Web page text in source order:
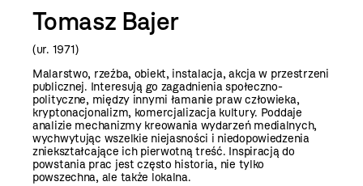
Tomasz Bajer
(ur. 1971)
Malarstwo, rzeźba, obiekt, instalacja, akcja w przestrzeni
publicznej. Interesują go zagadnienia społeczno-
polityczne, między innymi łamanie praw człowieka,
kryptonacjonalizm, komercjalizacja kultury. Poddaje
analizie mechanizmy kreowania wydarzeń medialnych,
wychwytując wszelkie niejasności i niedopowiedzenia
zniekształcające ich pierwotną treść. Inspiracją do
powstania prac jest często historia, nie tylko
powszechna, ale także lokalna.